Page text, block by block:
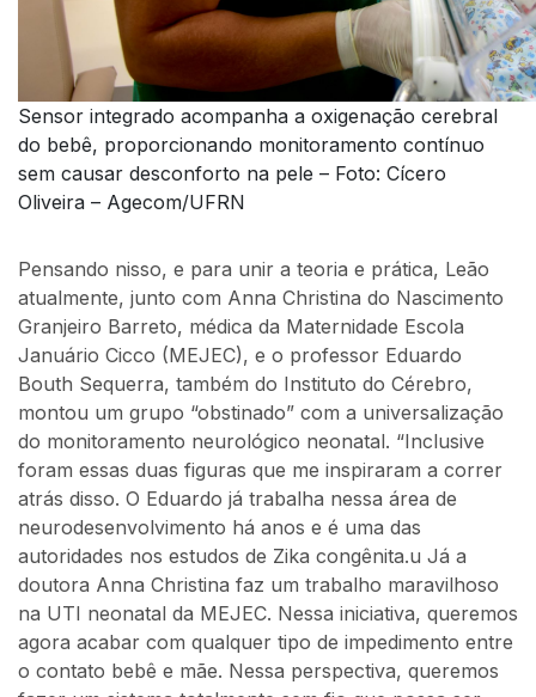
Sensor integrado acompanha a oxigenação cerebral
do bebê, proporcionando monitoramento contínuo
sem causar desconforto na pele – Foto: Cícero
Oliveira – Agecom/UFRN
Pensando nisso, e para unir a teoria e prática, Leão
atualmente, junto com Anna Christina do Nascimento
Granjeiro Barreto, médica da Maternidade Escola
Januário Cicco (MEJEC), e o professor Eduardo
Bouth Sequerra, também do Instituto do Cérebro,
montou um grupo “obstinado” com a universalização
do monitoramento neurológico neonatal. “Inclusive
foram essas duas figuras que me inspiraram a correr
atrás disso. O Eduardo já trabalha nessa área de
neurodesenvolvimento há anos e é uma das
autoridades nos estudos de Zika congênita.u Já a
doutora Anna Christina faz um trabalho maravilhoso
na UTI neonatal da MEJEC. Nessa iniciativa, queremos
agora acabar com qualquer tipo de impedimento entre
o contato bebê e mãe. Nessa perspectiva, queremos